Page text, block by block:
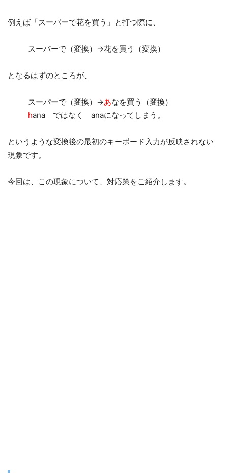
例えば「スーパーで花を買う」と打つ際に、
スーパーで（変換）→花を買う（変換）
となるはずのところが、
スーパーで（変換）→あなを買う（変換）
hana ではなく anaになってしまう。
というような変換後の最初のキーボード入力が反映されない
現象です。
今回は、この現象について、対応策をご紹介します。